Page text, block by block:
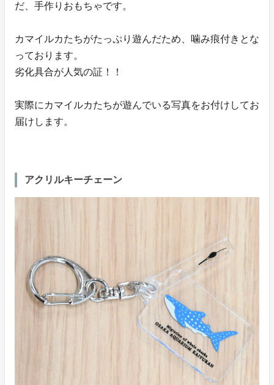
だ、手作りおもちゃです。
カマイルカたちがたっぷり遊んだため、噛み痕付きとな
っております。
劣化具合が人気の証！！
実際にカマイルカたちが遊んでいる写真をお付けしてお
届けします。
アクリルキーチェーン